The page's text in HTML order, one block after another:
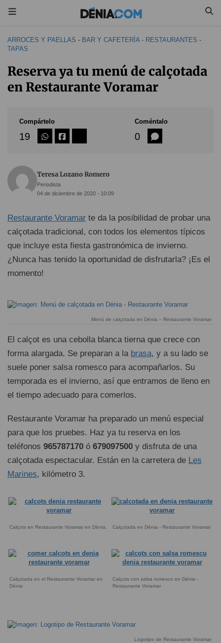
ARROCES Y PAELLAS - BAR Y CAFETERÍA- RESTAURANTES -
TAPAS
Reserva ya tu menú de calçotada
en Restaurante Voramar
Compártelo
19
Coméntalo
0
Teresa Lozano Romero
Periodista
04 de diciembre de 2020 - 10:09
Restaurante Voramar te da la posibilidad de probar una
calçotada tradicional, con todos los elementos típicos
que incluye esta fiesta gastronómica de invierno.
¿Nunca has tenido la oportunidad de disfrutarla? ¡Es el
momento!
Menú de calçotada en Dénia – Restaurante Voramar
El calçot es una cebolla blanca tierna que crece con
forma alargada. Se preparan a la brasa, y a su lado se
suele poner salsa romesco para acompañarlos. Su
temporada es el invierno, así que entramos de lleno en
el tiempo adecuado para comerlos.
Restaurante Voramar ha preparado un menú especial
para que los pruebes. Haz ya tu reserva en los
teléfonos 965787170 ó 679097500 y disfruta de una
calçotada espectacular. Están en la carretera de Les
Marines, kilómetro 3.
Calçots en Restaurante Voramar en Dénia. Calçotada en Dénia - Restaurante Voramar
Calçotada en el Restaurante Voramar en
Dénia
Calçots con salsa romesco en Dénia -
Restaurante Voramar
Logotipo de Restaurante Voramar